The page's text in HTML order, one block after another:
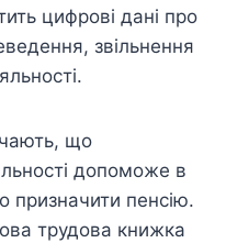
цифрові дані про
звільнення
що
допоможе в
призначити пенсію.
трудова книжка